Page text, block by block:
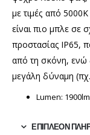
με τιμές από
είναι πιο μπλε σε
προστασίας IP65,
από τη σκόνη, ενώ
μεγάλη δύναμη
Lumen: 1900lm
ΕΠΙΠΛΈΟΝ